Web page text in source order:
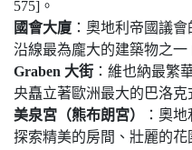
575]。
國會大廈 ：奧地利帝國議
沿線最為龐大的建築物之一
Graben 大街 ：維也納最繁
央矗立著歐洲最大的巴洛克
美泉宮（熊布朗宮）
：奧
探索精美的房間、壯麗的